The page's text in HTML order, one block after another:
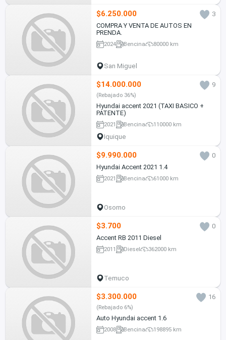
$6.250.000
3
COMPRA Y VENTA DE AUTOS EN
PRENDA.
2024 Bencina 80000 km
San Miguel
$14.000.000 9
(Rebajado 36%)
Hyundai accent 2021 (TAXI BASICO +
PATENTE)
2021 Bencina 110000 km
Iquique
$9.990.000
0
Hyundai Accent 2021 1.4
2021 Bencina 61000 km
Osorno
$3.700
0
Accent RB 2011 Diesel
2011 Diesel 362000 km
Temuco
$3.300.000 16
(Rebajado 6%)
Auto Hyundai accent 1.6
2008 Bencina 198895 km